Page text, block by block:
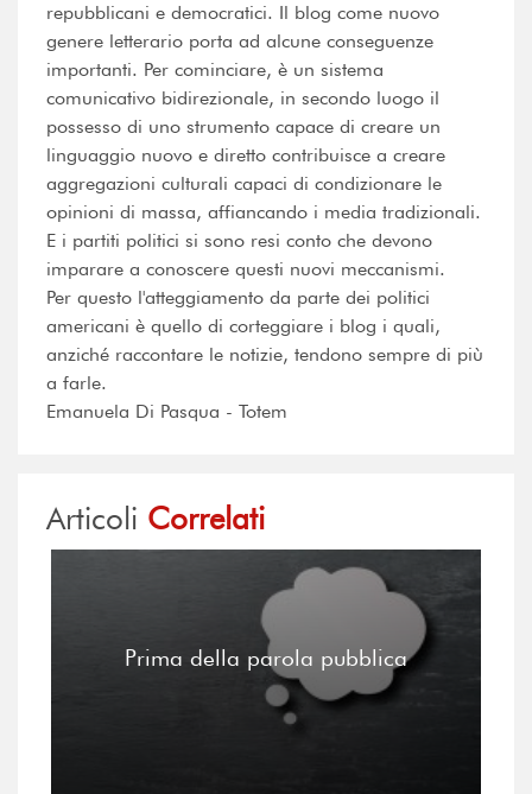
repubblicani e democratici. Il blog come nuovo
genere letterario porta ad alcune conseguenze
importanti. Per cominciare, è un sistema
comunicativo bidirezionale, in secondo luogo il
possesso di uno strumento capace di creare un
linguaggio nuovo e diretto contribuisce a creare
aggregazioni culturali capaci di condizionare le
opinioni di massa, affiancando i media tradizionali.
E i partiti politici si sono resi conto che devono
imparare a conoscere questi nuovi meccanismi.
Per questo l'atteggiamento da parte dei politici
americani è quello di corteggiare i blog i quali,
anziché raccontare le notizie, tendono sempre di più
a farle.
Emanuela Di Pasqua - Totem
Articoli Correlati
Prima della parola pubblica